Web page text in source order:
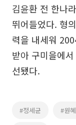
김윤환 전 한나
뛰어들었다. 형
력을 내세워
받아 구미을에
선됐다.
#정세균 #원